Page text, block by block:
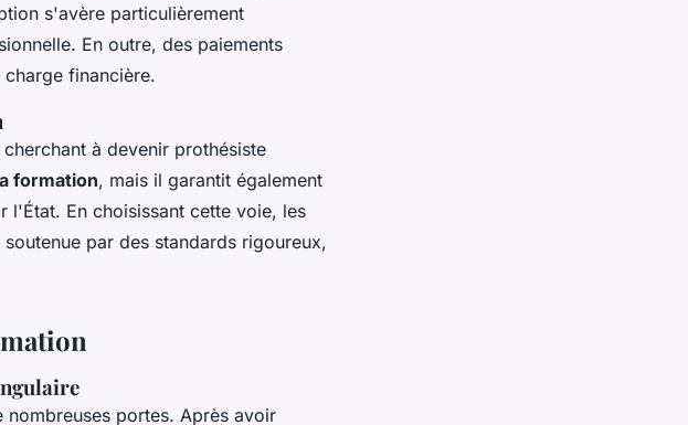
s'avère particulièrement
En outre, des paiements
financière.
à devenir prothésiste
formation, mais il garantit également
l'État. En choisissant cette voie, les
par des standards rigoureux,
nombreuses portes. Après avoir